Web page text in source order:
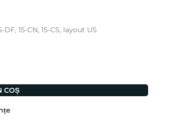
15-CN, 15-CS, layout US
COȘ